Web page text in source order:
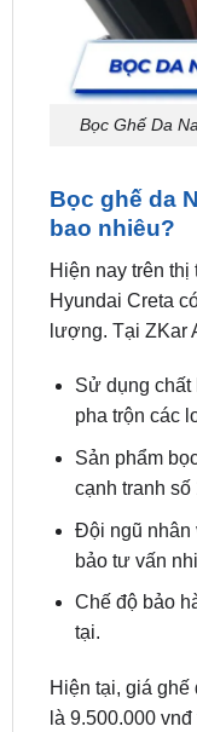
Bọc Ghế Da
Bọc ghế da
Hiện nay trên
Hyundai Creta
lượng. Tại ZKar
Sử dụng chất
Sản phẩm
cạnh tranh
Đội ngũ nhân
bảo tư vấn
Chế độ bảo
tại.
Hiện tại, giá
điện thoại
báo giá nhanh